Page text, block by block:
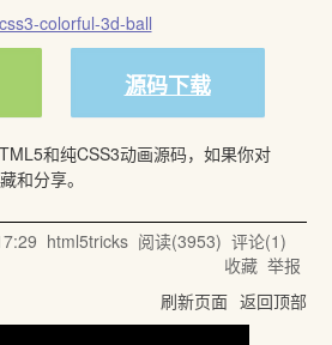
源码下载
和纯CSS3动画源码，如果你对
和分享。
html5tricks阅读(3953) 评论(1)
收藏 举报
刷新页面 返回顶部